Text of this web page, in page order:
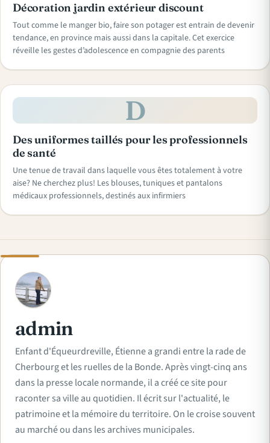
Décoration jardin extérieur discount
Tout comme le manger bio, faire son potager est entrain de devenir
tendance, en province mais aussi dans la capitale. Cet exercice
réveille les gestes d’adolescence en compagnie des parents
D
Des uniformes taillés pour les professionnels
de santé
Une tenue de travail dans laquelle vous êtes totalement à votre
aise? Ne cherchez plus! Les blouses, tuniques et pantalons
médicaux professionnels, destinés aux infirmiers
A
admin
Enfant d'Équeurdreville, Étienne a grandi entre la rade de
Cherbourg et les ruelles de la Bonde. Après vingt-cinq ans
dans la presse locale normande, il a créé ce site pour
raconter sa ville au quotidien. Il écrit sur l'actualité, le
patrimoine et la mémoire du territoire. On le croise souvent
au marché ou dans les archives municipales.